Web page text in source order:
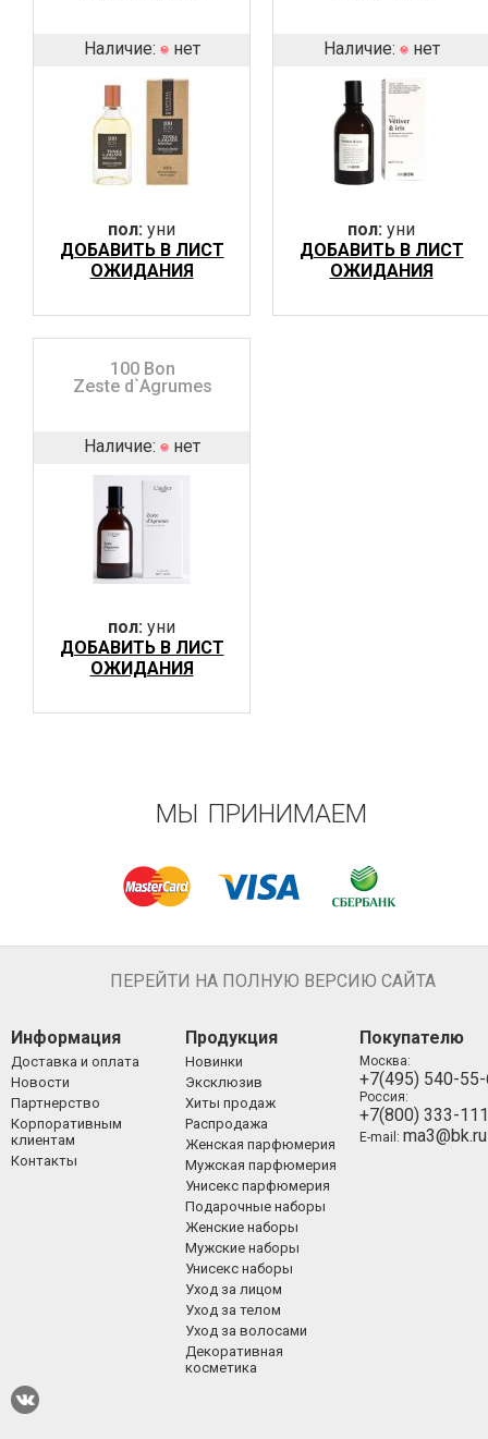
Наличие: нет
пол: уни
ДОБАВИТЬ В ЛИСТ
ОЖИДАНИЯ
Наличие: нет
пол: уни
ДОБАВИТЬ В ЛИСТ
ОЖИДАНИЯ
100 Bon
Zeste d`Agrumes
Наличие: нет
пол: уни
ДОБАВИТЬ В ЛИСТ
ОЖИДАНИЯ
МЫ ПРИНИМАЕМ
ПЕРЕЙТИ НА ПОЛНУЮ ВЕРСИЮ САЙТА
Информация
Доставка и оплата
Новости
Партнерство
Корпоративным
клиентам
Контакты
Продукция
Новинки
Эксклюзив
Хиты продаж
Распродажа
Женская парфюмерия
Мужская парфюмерия
Унисекс парфюмерия
Подарочные наборы
Женские наборы
Мужские наборы
Унисекс наборы
Уход за лицом
Уход за телом
Уход за волосами
Декоративная
косметика
Покупателю
Москва:
+7(495) 540-
Россия:
+7(800) 333-
E-mail: ma3@bk.ru